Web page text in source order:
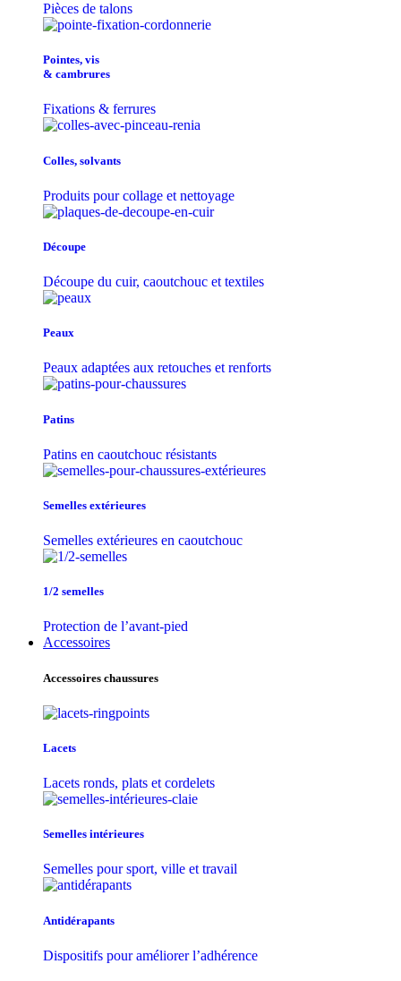
Pièces de talons
Pointes, vis
& cambrures
Fixations & ferrures
Colles, solvants
Produits pour collage et nettoyage
Découpe
Découpe du cuir, caoutchouc et textiles
Peaux
Peaux adaptées aux retouches et renforts
Patins
Patins en caoutchouc résistants
Semelles extérieures
Semelles extérieures en caoutchouc
1/2 semelles
Protection de l’avant-pied
Accessoires
Accessoires chaussures
Lacets
Lacets ronds, plats et cordelets
Semelles intérieures
Semelles pour sport, ville et travail
Antidérapants
Dispositifs pour améliorer l’adhérence